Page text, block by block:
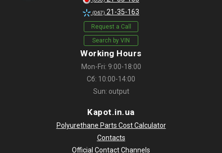
(067) 21-35-163
Request a Call
Search by VIN
Working Hours
Mon-Fri: 9:00-18:00
Сб: 10:00-14:00
Sun: output
Kapot.in.ua
Polyurethane Parts Cost Calculator
Contacts
Official Contact Channels